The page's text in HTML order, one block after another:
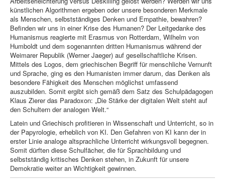
künstlichen Algorithmen ergeben oder unsere besonderen Merkmale
als Menschen, selbstständiges Denken und Empathie, bewahren?
Befinden wir uns in einer Krise des Humanen? Der Leitgedanke des
Humanismus reagierte mit Erasmus von Rotterdam, Wilhelm von
Humboldt und dem sogenannten dritten Humanismus während der
Weimarer Republik (Werner Jaeger) auf gesellschaftliche Krisen.
Mittels des Logos, dem griechischen Begriff für menschliche Vernunft
und Sprache, ging es den Humanisten immer darum, das Denken als
besondere Fähigkeit des Menschen möglichst umfassend
auszubilden. Somit ergibt sich gemäß dem Satz des Schulpädagogen
Klaus Zierer das Paradoxon: „Die Stärke der digitalen Welt steht auf
den Schultern der analogen Welt.“
Latein und Griechisch profitieren in Wissenschaft und Unterricht, so in
der Papyrologie, erheblich von KI. Den Gefahren von KI kann der in
erster Linie analoge altsprachliche Unterricht wirkungsvoll begegnen.
Somit dürften diese Schulfächer, die für Sprachbildung und
selbstständig kritisches Denken stehen, in Zukunft für unsere
Demokratie weiter an Wichtigkeit gewinnen.